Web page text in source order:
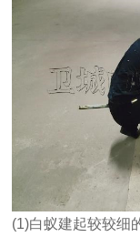
(1)白蚁建起较较细